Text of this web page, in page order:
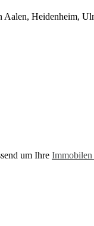
um Ihre Immobilen